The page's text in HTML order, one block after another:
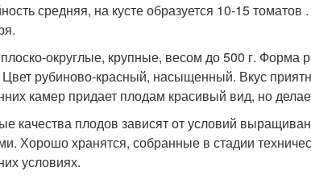
средняя, на кусте образуется 10-15
округлые, крупные, весом до 500 г. Форма
Цвет рубиново-красный, насыщенный. Вкус
камер придает плодам красивый вид, но
качества плодов зависят от условий
Хорошо хранятся, собранные в стадии
условиях.